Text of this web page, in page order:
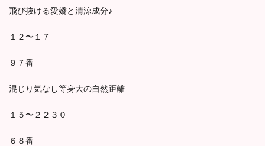
飛び抜ける愛嬌と清涼成分♪
１２〜１７
９７番
混じり気なし等身大の自然距離
１５〜２２３０
６８番